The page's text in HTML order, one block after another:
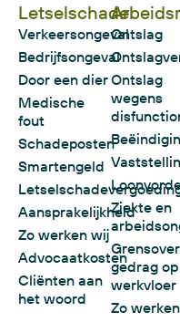
Letselschade
Verkeersongeval
Bedrijfsongeval
Door een dier
Medische
fout
Schadeposten
Smartengeld
Aansprakelijkheid
Zo werken wij
Advocaatkosten
Cliënten aan
het woord
Ontslag
Ontslag
wegens
Ziekte en
gedrag
werkvloer
Zo